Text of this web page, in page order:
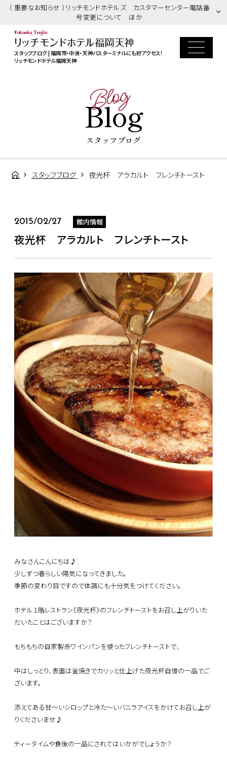
（ 重要なお知らせ ）リッチモンドホテルズ カスタマーセンター電話番
号変更について ほか
スタッフブログ | 福岡市・中洲・天神バスターミナルにも好アクセス！
リッチモンドホテル福岡天神
Blog
Blog
スタッフブログ
スタッフブログ 夜光杯 アラカルト フレンチトースト
2015/02/27 館内情報
夜光杯 アラカルト フレンチトースト
みなさんこんにちは♪
少しずつ春らしい陽気になってきました。
季節の変わり目ですので体調にも十分気をつけてください。
ホテル１階レストラン《夜光杯》のフレンチトーストをお召し上がりいた
だいたことはございますか？
もちもちの自家製赤ワインパンを使ったフレンチトーストで、
中はしっとり、表面は釜焼きでカリッと仕上げた夜光杯自慢の一品でご
ざいます。
添えてある甘～いシロップと冷た～いバニラアイスをかけてお召し上が
りくださいませ♪
ティータイムや食後の一品にされてはいかがでしょうか？